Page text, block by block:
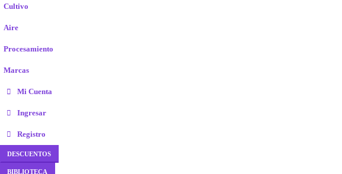
Cultivo
Aire
Procesamiento
Marcas
Mi Cuenta
Ingresar
Registro
DESCUENTOS
BIBLIOTECA